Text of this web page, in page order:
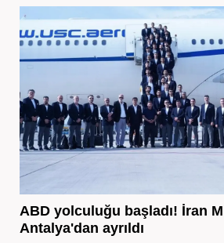
ABD yolculuğu başladı! İran
Antalya'dan ayrıldı